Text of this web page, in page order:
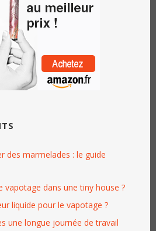
des marmelades : le guide
vapotage dans une tiny house ?
liquide pour le vapotage ?
une longue journée de travail